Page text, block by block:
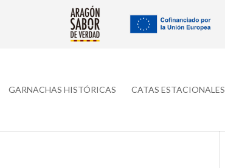
GARNACHAS HISTÓRICAS CATAS ESTACIONALES